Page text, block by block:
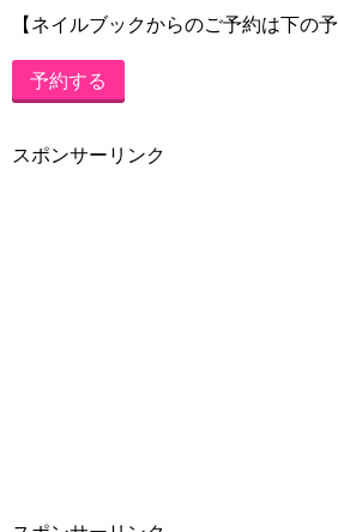
【ネイルブックからのご予約は下の
予約する
スポンサーリンク